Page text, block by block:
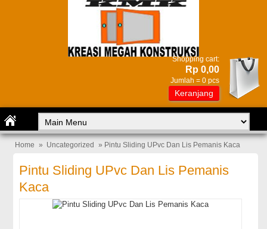
Shopping cart:
Rp 0,00
Jumlah = 0 pcs
Keranjang
Home » Uncategorized » Pintu Sliding UPvc Dan Lis Pemanis Kaca
Pintu Sliding UPvc Dan Lis Pemanis
Kaca